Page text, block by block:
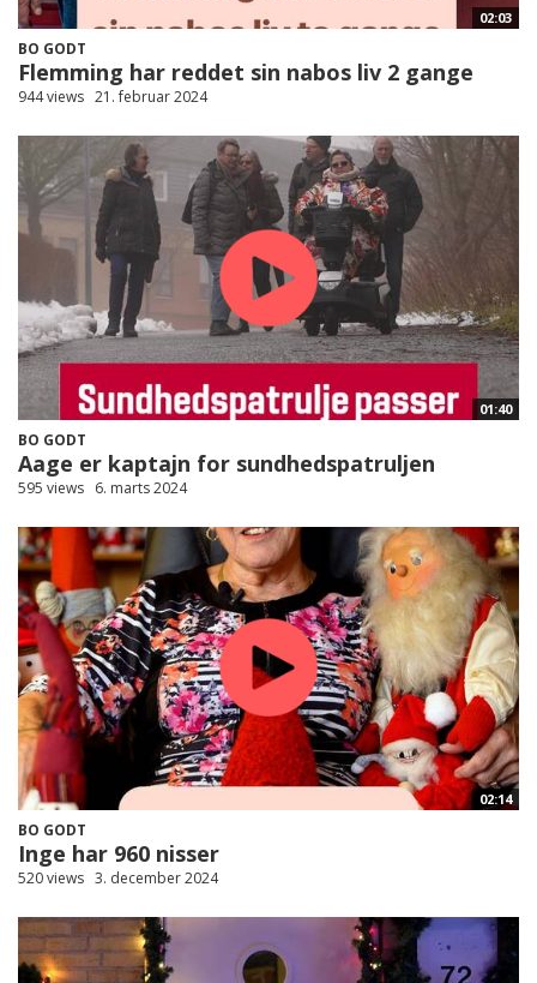
02:03
BO GODT
Flemming har reddet sin nabos liv 2 gange
944 views 21. februar 2024
01:40
BO GODT
Aage er kaptajn for sundhedspatruljen
595 views 6. marts 2024
02:14
BO GODT
Inge har 960 nisser
520 views 3. december 2024